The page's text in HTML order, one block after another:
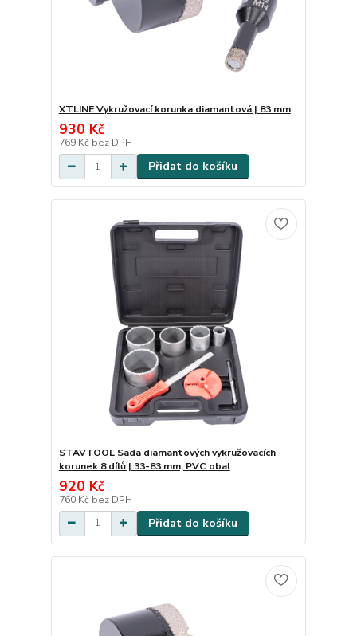
XTLINE Vykružovací korunka diamantová | 83 mm
930 Kč
769 Kč bez DPH
Přidat do košíku
STAVTOOL Sada diamantových vykružovacích
korunek 8 dílů | 33-83 mm, PVC obal
920 Kč
760 Kč bez DPH
Přidat do košíku